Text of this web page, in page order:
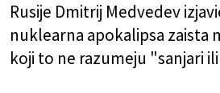
Rusije Dmitrij Medvedev
nuklearna apokalipsa zaista
koji to ne razumeju "sanjari